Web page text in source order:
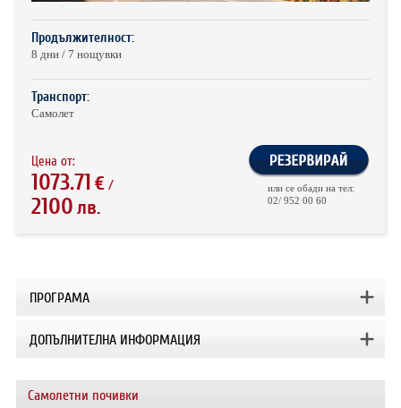
ПЪТУВАНИЯ
Самолетни почивки
Продължителност:
8 дни / 7 нощувки
Транспорт:
Самолет
Цена от:
1073.71€/
2100лв.
или се обади на тел:
02/ 952 00 60
ПРОГРАМА
ДОПЪЛНИТЕЛНА ИНФОРМАЦИЯ